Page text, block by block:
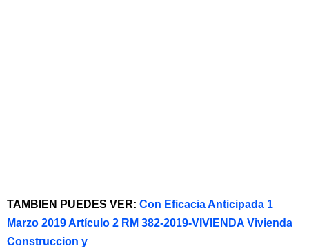
TAMBIEN PUEDES VER: Con Eficacia Anticipada 1
Marzo 2019 Artículo 2 RM 382-2019-VIVIENDA Vivienda
Construccion y